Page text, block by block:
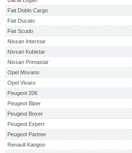
Fiat Doblo Cargo
Fiat Ducato
Fiat Scudo
Nissan Interstar
Nissan Kubistar
Nissan Primastar
Opel Movano
Opel Vivaro
Peugeot 206
Peugeot Biper
Peugeot Boxer
Peugeot Expert
Peugeot Partner
Renault Kangoo